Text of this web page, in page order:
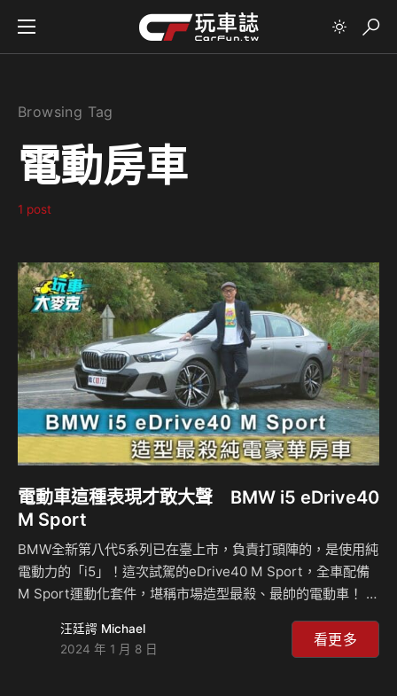
Browsing Tag
電動房車
1 post
電動車這種表現才敢大聲 BMW i5 eDrive40
M Sport
BMW全新第八代5系列已在臺上市，負責打頭陣的，是使用純
電動力的「i5」！這次試駕的eDrive40 M Sport，全車配備
M Sport運動化套件，堪稱市場造型最殺、最帥的電動車！ 它
43.8公斤米，已然40i等級輸出(3.0升直六渦輪)，搭配容量
83.9 kWh鋰電池，最大續航力達586公里(WLTP)，不僅加速
汪廷諤 Michael
2024 年 1 月 8 日
看更多